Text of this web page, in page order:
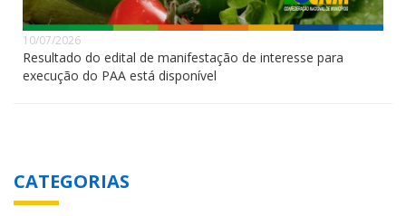
10/07/2026
Resultado do edital de manifestação de interesse para
execução do PAA está disponível
CATEGORIAS